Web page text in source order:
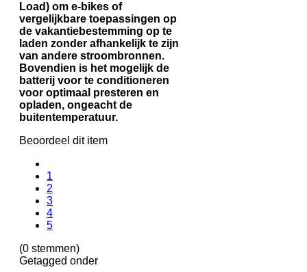
Load) om e-bikes of
vergelijkbare toepassingen op
de vakantiebestemming op te
laden zonder afhankelijk te zijn
van andere stroombronnen.
Bovendien is het mogelijk de
batterij voor te conditioneren
voor optimaal presteren en
opladen, ongeacht de
buitentemperatuur.
Beoordeel dit item
1
2
3
4
5
(0 stemmen)
Getagged onder